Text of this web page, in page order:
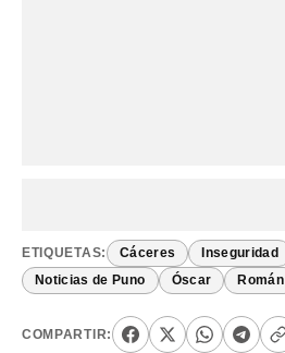
ETIQUETAS: Cáceres Inseguridad
Noticias de Puno Óscar Román
COMPARTIR: